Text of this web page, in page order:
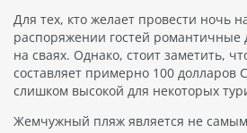
Для тех, кто желает провести ночь
распоряжении гостей романтичные
на сваях. Однако, стоит заметить,
составляет примерно 100
слишком высокой для некоторых
Жемчужный пляж является не